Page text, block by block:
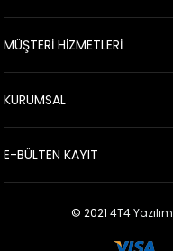
MÜŞTERİ HİZMETLERİ
KURUMSAL
E-BÜLTEN KAYIT
© 2021 4T4 Yazılım